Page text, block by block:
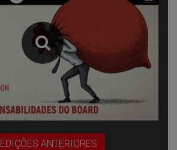
EDIÇÕES ANTERIORES